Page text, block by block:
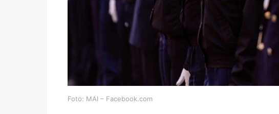
Foto: MAI – Facebook.com